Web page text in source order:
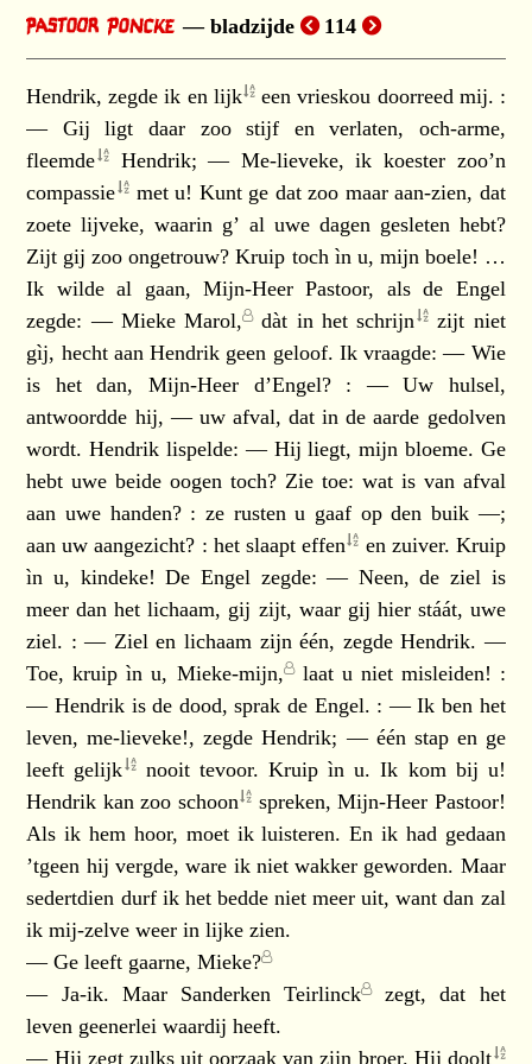
bladzijde 114
Hendrik, zegde ik en lijk
een vrieskou doorreed mij. :
— Gij ligt daar zoo stijf en verlaten, och-arme,
fleemde
Hendrik; — Me-lieveke, ik koester zoo’n
compassie
met u! Kunt ge dat zoo maar aan-zien, dat
zoete lijveke, waarin g’ al uwe dagen gesleten hebt?
Zijt gij zoo ongetrouw? Kruip toch ìn u, mijn boele! …
Ik wilde al gaan, Mijn-Heer Pastoor, als de Engel
zegde: — Mieke Marol, dàt in hetschrijn
zijt niet
gìj, hecht aan Hendrik geen geloof. Ik vraagde: — Wie
is het dan, Mijn-Heer d’Engel? : — Uw hulsel,
antwoordde hij, — uw afval, dat in de aarde gedolven
wordt. Hendrik lispelde: — Hij liegt, mijn bloeme. Ge
hebt uwe beide oogen toch? Zie toe: wat is van afval
aan uwe handen? : ze rusten u gaaf op den buik —;
aan uw aangezicht? : het slaapt effen
en zuiver. Kruip
ìn u, kindeke! De Engel zegde: — Neen, de ziel is
meer dan het lichaam, gij zijt, waar gij hier stáát, uwe
ziel. : — Ziel en lichaam zijn één, zegde Hendrik. —
Toe, kruip ìn u, Mieke-mijn, laat u niet misleiden! :
— Hendrik is de dood, sprak de Engel. : — Ik ben het
leven, me-lieveke!, zegde Hendrik; — één stap en ge
leeft gelijk
nooit tevoor. Kruip ìn u. Ik kom bij u!
Hendrik kan zoo schoon
spreken, Mijn-Heer Pastoor!
Als ik hem hoor, moet ik luisteren. En ik had gedaan
’tgeen hij vergde, ware ik niet wakker geworden. Maar
sedertdien durf ik het bedde niet meer uit, want dan zal
ik mij-zelve weer in lijke zien.
— Ge leeft gaarne,Mieke?
— Ja-ik. Maar Sanderken Teirlinck zegt, dat het
leven geenerlei waardij heeft.
— Hij zegt zulks uit oorzaak van zijn broer. Hij doolt